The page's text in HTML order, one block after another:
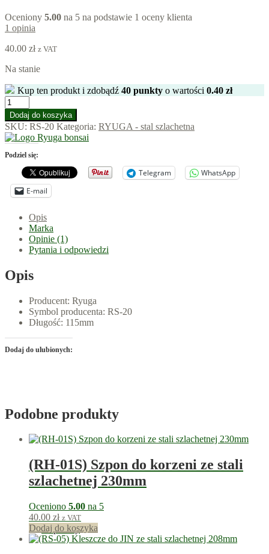
Oceniony 5.00 na 5 na podstawie 1 oceny klienta
1 opinia
40.00 zł z VAT
Na stanie
Kup ten produkt i zdobądź 40 punkty o wartości 0.40 zł
ilość
(RS-
20)
Nożyczki
do
drutu
szlachetnej
115mm
Dodaj do koszyka
SKU: RS-20 Kategoria: RYUGA - stal szlachetna
Podziel się:
Telegram
WhatsApp
E-mail
Opis
Marka
Opinie (1)
Pytania i odpowiedzi
Opis
Producent: Ryuga
Symbol producenta: RS-20
Długość: 115mm
Dodaj do ulubionych:
Podobne produkty
(RH-01S) Szpon do korzeni ze stali
szlachetnej 230mm
Oceniono 5.00 na 5
40.00 zł z VAT
40punkty
Dodaj do koszyka